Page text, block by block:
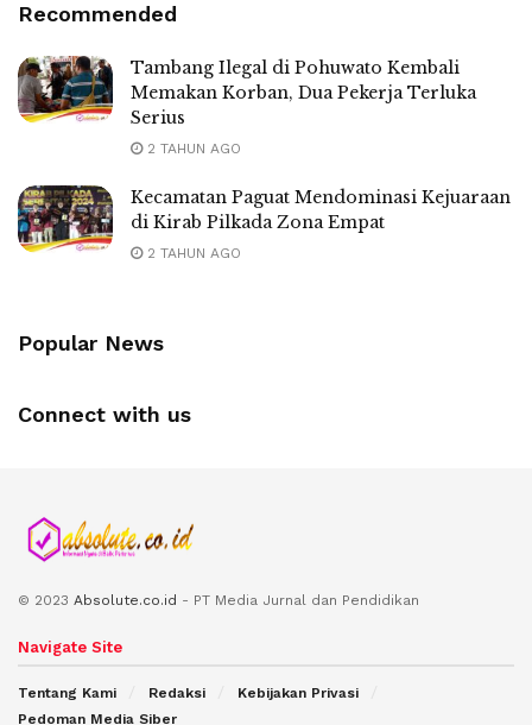
Recommended
Tambang Ilegal di Pohuwato Kembali
Memakan Korban, Dua Pekerja Terluka
Serius
2 TAHUN AGO
Kecamatan Paguat Mendominasi Kejuaraan
di Kirab Pilkada Zona Empat
2 TAHUN AGO
Popular News
Connect with us
© 2023 Absolute.co.id - PT Media Jurnal dan Pendidikan
Navigate Site
Tentang Kami Redaksi
Kebijakan Privasi
Pedoman Media Siber